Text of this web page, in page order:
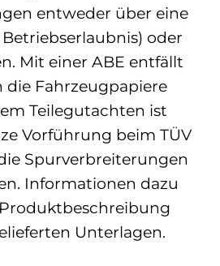
entweder über eine
oder
Mit einer ABE entfällt
Fahrzeugpapiere
Teilegutachten ist
Vorführung beim TÜV
Spurverbreiterungen
Informationen dazu
Unterlagen.